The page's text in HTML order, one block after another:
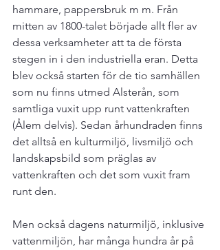
hammare, pappersbruk m m. Från
mitten av 1800-talet började allt fler av
dessa verksamheter att ta de första
stegen in i den industriella eran. Detta
blev också starten för de tio samhällen
som nu finns utmed Alsterån, som
samtliga vuxit upp runt vattenkraften
(Ålem delvis). Sedan århundraden finns
det alltså en kulturmiljö, livsmiljö och
landskapsbild som präglas av
vattenkraften och det som vuxit fram
runt den.
Men också dagens naturmiljö, inklusive
vattenmiljön, har många hundra år på